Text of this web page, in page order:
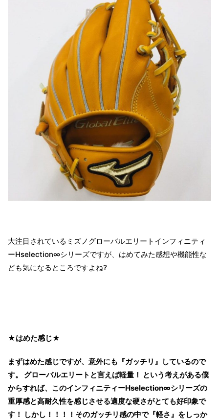
大注目されているミズノグローバルエリートインフィニティ
ーHselection∞シリーズですが、はめてみた感想や機能性な
ども気になるところですよね?
★はめた感じ★
まずはめた感じですが、意外にも『ガッチリ』しているので
す。 グローバルエリートと言えば軽量！ という考えがある僕
からすれば、このインフィニティーHselection∞シリーズの
重厚感と高耐久性を感じさせる適度な硬さがとても好印象で
す！ しかし！！！！そのガッチリ感の中で『軽さ』をしっか